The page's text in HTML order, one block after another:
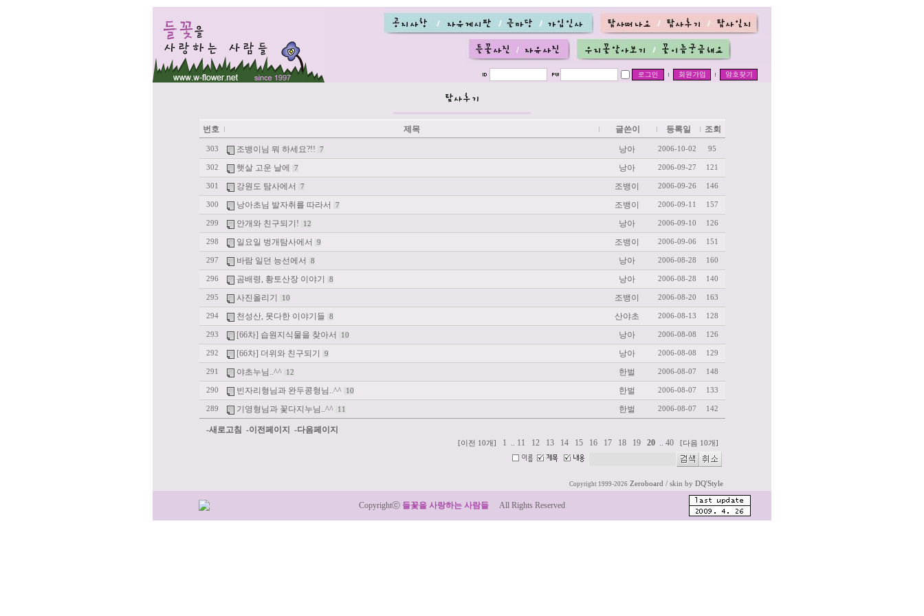
번호 제목 글쓴이 등록일 조회
303 조뱅이님 뭐 하세요?!! 7 낭아 2006-10-02 95
302 햇살 고운 날에 7 낭아 2006-09-27 121
301 강원도 탐사에서 7 조뱅이 2006-09-26 146
300 낭아초님 발자취를 따라서 7 조뱅이 2006-09-11 157
299 안개와 친구되기! 12 낭아 2006-09-10 126
298 일요일 벙개탐사에서 9 조뱅이 2006-09-06 151
297 바람 일던 능선에서 8 낭아 2006-08-28 160
296 곰배령, 황토산장 이야기 8 낭아 2006-08-28 140
295 사진올리기 10 조뱅이 2006-08-20 163
294 천성산, 못다한 이야기들 8 산야초 2006-08-13 128
293 [66차] 습원지식물을 찾아서 10 낭아 2006-08-08 126
292 [66차] 더위와 친구되기 9 낭아 2006-08-08 129
291 야초누님..^^ 12 한벌 2006-08-07 148
290 빈자리형님과 완두콩형님..^^ 10 한벌 2006-08-07 133
289 기영형님과 꽃다지누님..^^ 11 한벌 2006-08-07 142
-새로고침 -이전페이지 -다음페이지
[이전 10개] 1 .. 11 12 13 14 15 16 17 18 19 20 .. 40 [다음 10개]
Copyright 1999-2026 Zeroboard / skin by DQ'Style
Copyrightⓒ 들꽃을 사랑하는 사람들 All Rights Reserved